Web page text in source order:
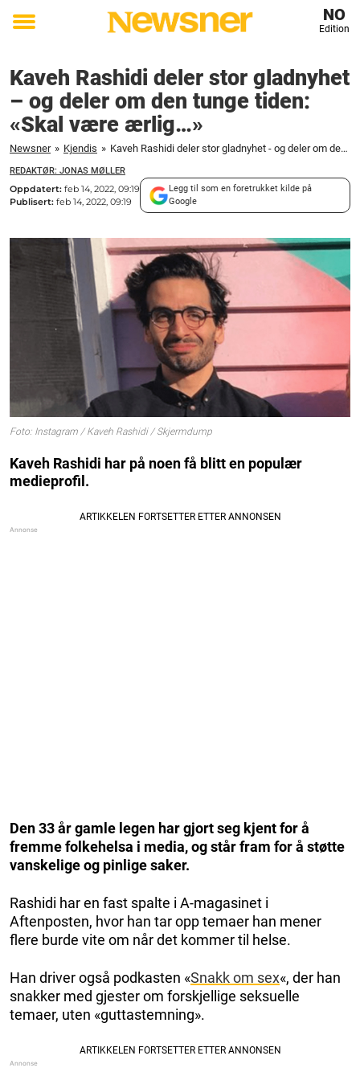
Toggle
NO
Edition
Kaveh Rashidi deler stor gladnyhet
– og deler om den tunge tiden:
«Skal være ærlig…»
Newsner » Kjendis » Kaveh Rashidi deler stor gladnyhet - og deler om den tunge tiden: "Skal være ærlig..."
REDAKTØR: JONAS MØLLER
Oppdatert: feb 14, 2022, 09:19
Publisert: feb 14, 2022, 09:19
Legg til som en foretrukket kilde på
Google
Foto: Instagram / Kaveh Rashidi / Skjermdump
Kaveh Rashidi har på noen få blitt en populær
medieprofil.
Den 33 år gamle legen har gjort seg kjent for å
fremme folkehelsa i media, og står fram for å støtte
vanskelige og pinlige saker.
Rashidi har en fast spalte i A-magasinet i
Aftenposten, hvor han tar opp temaer han mener
flere burde vite om når det kommer til helse.
Han driver også podkasten «Snakk om sex«, der han
snakker med gjester om forskjellige seksuelle
temaer, uten «guttastemning».